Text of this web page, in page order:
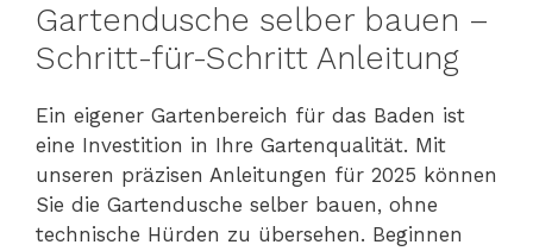
Gartendusche selber bauen –
Schritt-für-Schritt Anleitung
Ein eigener Gartenbereich für das Baden ist
eine Investition in Ihre Gartenqualität. Mit
unseren präzisen Anleitungen für 2025 können
Sie die Gartendusche selber bauen, ohne
technische Hürden zu übersehen. Beginnen